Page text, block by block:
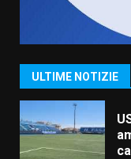
ULTIME NOTIZIE
1